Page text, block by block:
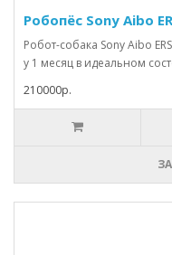
Робопёс Sony Aibo
Робот-собака Sony Aibo
у 1 месяц в идеальном
210000р.